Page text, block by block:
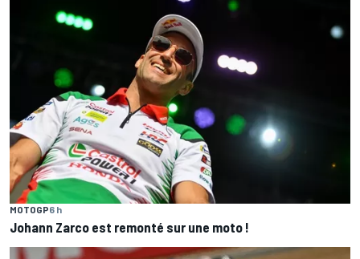
MOTOGP6 h
Johann Zarco est remonté sur une moto !